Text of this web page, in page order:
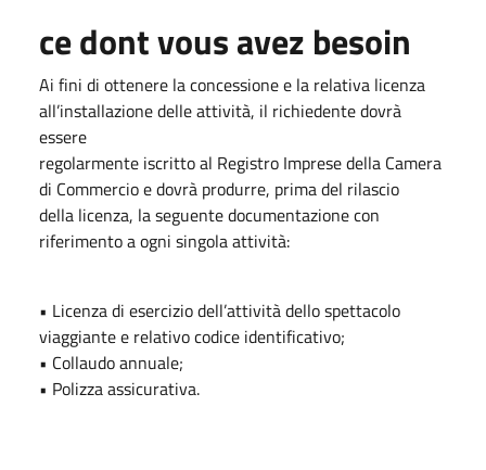
ce dont vous avez besoin
Ai fini di ottenere la concessione e la relativa licenza
all’installazione delle attività, il richiedente dovrà
essere
regolarmente iscritto al Registro Imprese della Camera
di Commercio e dovrà produrre, prima del rilascio
della licenza, la seguente documentazione con
riferimento a ogni singola attività:
• Licenza di esercizio dell’attività dello spettacolo
viaggiante e relativo codice identificativo;
• Collaudo annuale;
• Polizza assicurativa.